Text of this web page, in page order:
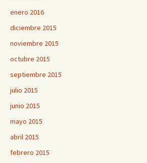
enero 2016
diciembre 2015
noviembre 2015
octubre 2015
septiembre 2015
julio 2015
junio 2015
mayo 2015
abril 2015
febrero 2015